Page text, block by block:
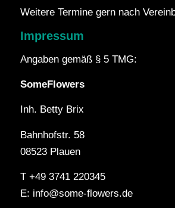
Weitere Termine gern nach
Impressum
Angaben gemäß § 5 TMG:
SomeFlowers
Inh. Betty Brix
Bahnhofstr. 58
08523 Plauen
T +49 3741 220345
E: info@some-flowers.de